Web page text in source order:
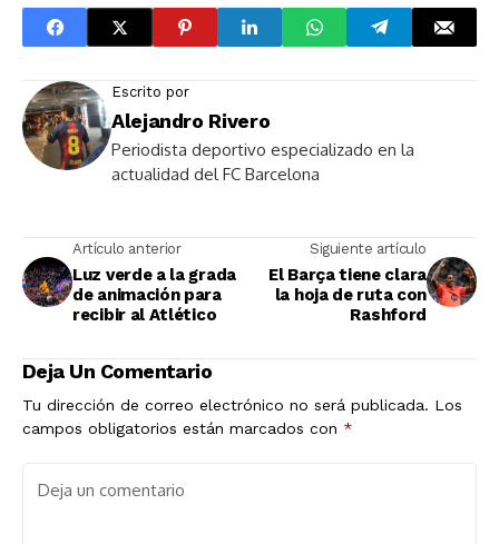
Escrito por
Alejandro Rivero
Periodista deportivo especializado en la
actualidad del FC Barcelona
Artículo anterior
Luz verde a la grada
de animación para
recibir al Atlético
Siguiente artículo
El Barça tiene clara
la hoja de ruta con
Rashford
Deja Un Comentario
Tu dirección de correo electrónico no será publicada. Los
campos obligatorios están marcados con *